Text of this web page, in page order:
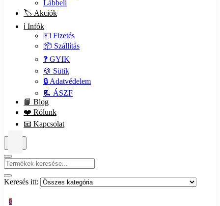
Lábbeli
🏷️ Akciók
ℹ️ Infók
💵 Fizetés
📦 Szállítás
❓ GYIK
🍪 Sütik
🔒 Adatvédelem
📃 ÁSZF
📙 Blog
❤️ Rólunk
📧 Kapcsolat
Keresés itt:
0